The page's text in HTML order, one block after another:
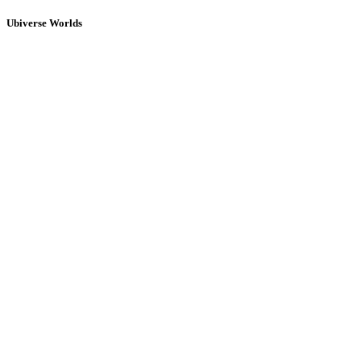
Ubiverse Worlds